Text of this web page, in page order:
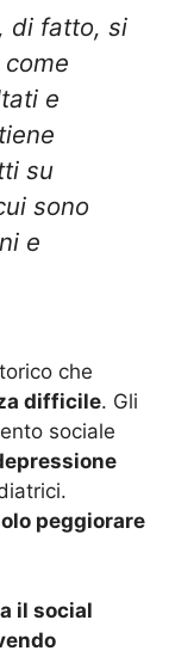
di fatto, si
e
su
sono
e
che
difficile. Gli
sociale
peggiorare
il social